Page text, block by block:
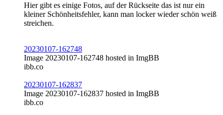
Hier gibt es einige Fotos, auf der Rückseite das ist nur ein
kleiner Schönheitsfehler, kann man locker wieder schön weiß
streichen.
20230107-162748
Image 20230107-162748 hosted in ImgBB
ibb.co
20230107-162837
Image 20230107-162837 hosted in ImgBB
ibb.co